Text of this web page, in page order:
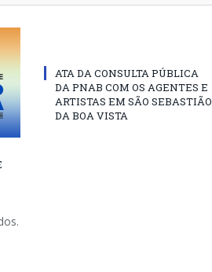
ATA DA CONSULTA PÚBLICA
DA PNAB COM OS AGENTES E
ARTISTAS EM SÃO SEBASTIÃO
DA BOA VISTA